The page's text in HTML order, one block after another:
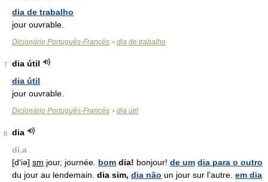
dia de trabalho
jour ouvrable.
Dicionário Português-Francês > dia de trabalho
7
dia útil
dia útil
jour ouvrable.
Dicionário Português-Francês > dia útil
8
dia
di.a
[d‘iə] sm jour, journée. bom dia! bonjour! de um dia para o outro
du jour au lendemain. dia sim, dia não un jour sur l’autre. em dia